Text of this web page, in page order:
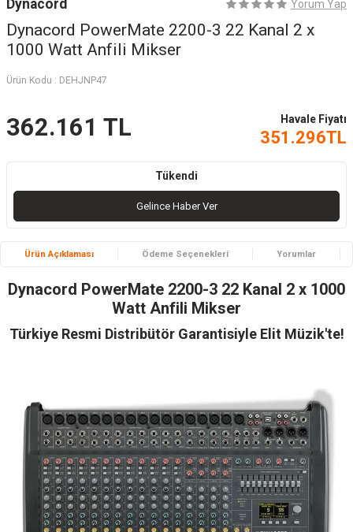
Dynacord Yorum Yap
Dynacord PowerMate 2200-3 22 Kanal 2 x
1000 Watt Anfili Mikser
Ürün Kodu : DEHJNP47
362.161 TL Havale Fiyatı
351.296TL
Tükendi
Gelince Haber Ver
Ürün Açıklaması Ödeme Seçenekleri Yorumlar
Dynacord PowerMate 2200-3 22 Kanal 2 x 1000
Watt Anfili Mikser
Türkiye Resmi Distribütör Garantisiyle Elit Müzik'te!